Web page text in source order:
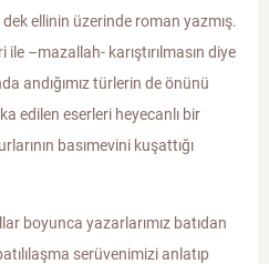
ellinin üzerinde roman yazmış.
–mazallah- karıştırılmasın diye
andığımız türlerin de önünü
edilen eserleri heyecanlı bir
basımevini kuşattığı
boyunca yazarlarımız batıdan
serüvenimizi anlatıp